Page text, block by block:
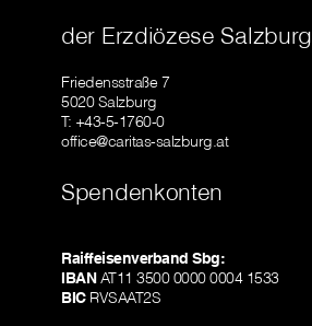
der Erzdiözese Salzburg
Friedensstraße 7
5020 Salzburg
T: +43-5-1760-0
office@caritas-salzburg.at
Spendenkonten
Raiffeisenverband Sbg:
IBANAT11 3500 0000 0004 1533
BICRVSAAT2S